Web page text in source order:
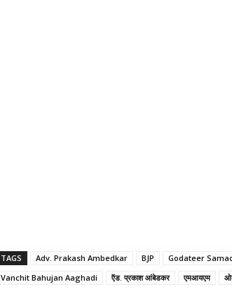
TAGS Adv. Prakash Ambedkar BJP Godateer
Vanchit Bahujan Aaghadi
ऍड. प्रकाश आंबेडकर एमआयएम